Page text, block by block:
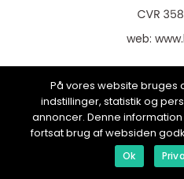
web:
På vores website bruges
indstillinger, statistik og
annoncer. Denne
fortsat brug af websiden
Ok